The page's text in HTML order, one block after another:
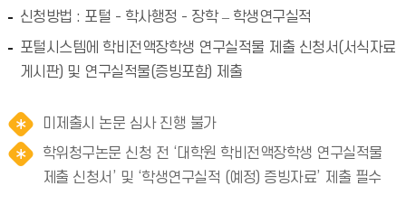
신청방법 : 포털 - 학사행정 - 장학 – 학생연구실적
포털시스템에 학비전액장학생 연구실적물 제출 신청서(서식자료
게시판) 및 연구실적물(증빙포함) 제출
미제출시 논문 심사 진행 불가
학위청구논문 신청 전 ‘대학원 학비전액장학생 연구실적물
제출 신청서’ 및 ‘학생연구실적 (예정) 증빙자료’ 제출 필수